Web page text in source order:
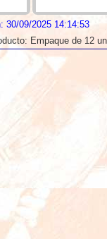
30/09/2025 14:14:53
Empaque de 12